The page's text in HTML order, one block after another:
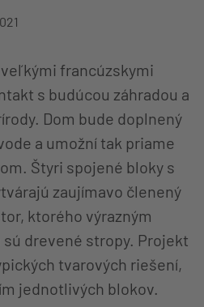
francúzskymi
s budúcou záhradou a
Dom bude doplnený
a umožní tak priame
Štyri spojené bloky s
zaujímavo členený
ktorého výrazným
drevené stropy. Projekt
tvarových riešení,
jednotlivých blokov.